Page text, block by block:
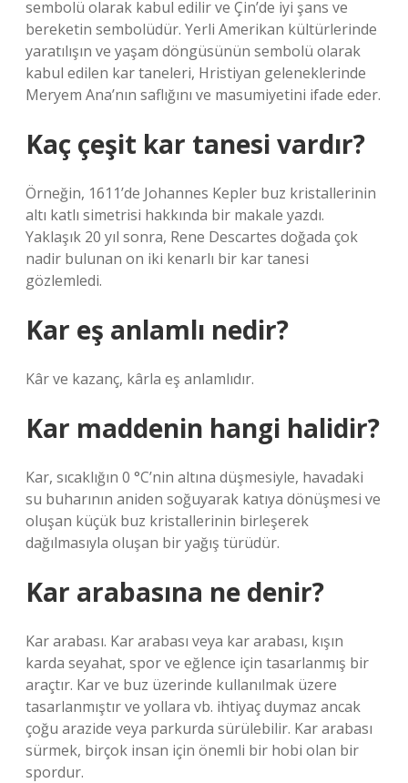
sembolü olarak kabul edilir ve Çin’de iyi şans ve
bereketin sembolüdür. Yerli Amerikan kültürlerinde
yaratılışın ve yaşam döngüsünün sembolü olarak
kabul edilen kar taneleri, Hristiyan geleneklerinde
Meryem Ana’nın saflığını ve masumiyetini ifade eder.
Kaç çeşit kar tanesi vardır?
Örneğin, 1611’de Johannes Kepler buz kristallerinin
altı katlı simetrisi hakkında bir makale yazdı.
Yaklaşık 20 yıl sonra, Rene Descartes doğada çok
nadir bulunan on iki kenarlı bir kar tanesi
gözlemledi.
Kar eş anlamlı nedir?
Kâr ve kazanç, kârla eş anlamlıdır.
Kar maddenin hangi halidir?
Kar, sıcaklığın 0 °C’nin altına düşmesiyle, havadaki
su buharının aniden soğuyarak katıya dönüşmesi ve
oluşan küçük buz kristallerinin birleşerek
dağılmasıyla oluşan bir yağış türüdür.
Kar arabasına ne denir?
Kar arabası. Kar arabası veya kar arabası, kışın
karda seyahat, spor ve eğlence için tasarlanmış bir
araçtır. Kar ve buz üzerinde kullanılmak üzere
tasarlanmıştır ve yollara vb. ihtiyaç duymaz ancak
çoğu arazide veya parkurda sürülebilir. Kar arabası
sürmek, birçok insan için önemli bir hobi olan bir
spordur.